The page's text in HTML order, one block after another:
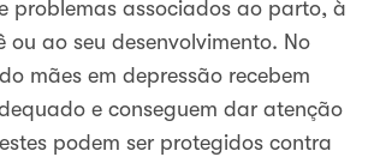
problemas associados ao parto, à
ou ao seu desenvolvimento. No
mães em depressão recebem
e conseguem dar atenção
podem ser protegidos contra